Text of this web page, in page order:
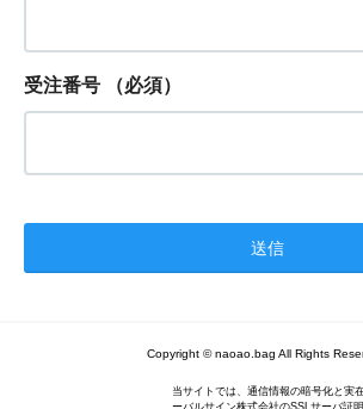
受注番号 （必須）
Copyright © naoao.bag All Rights
当サイトでは、通信情報の暗号化と実
ーバルサイン株式会社のSSLサーバ証